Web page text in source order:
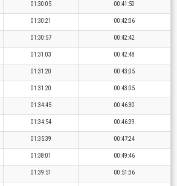
01:30:05 00:41:50
01:30:21 00:42:06
01:30:57 00:42:42
01:31:03 00:42:48
01:31:20 00:43:05
01:31:20 00:43:05
01:34:45 00:46:30
01:34:54 00:46:39
01:35:39 00:47:24
01:38:01 00:49:46
01:39:51 00:51:36